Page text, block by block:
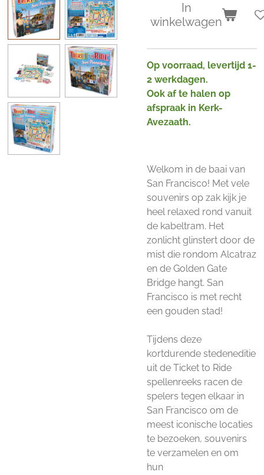
In
winkelwagen
Op voorraad, levertijd 1-
2 werkdagen.
Ook af te halen op
afspraak in Kerk-
Avezaath.
Welkom in de baai van
San Francisco! Met vele
souvenirs op zak kijk je
heel relaxed rond vanuit
de kabeltram. Het
zonlicht glinstert door de
mist die rondom Alcatraz
en de Golden Gate
Bridge hangt. San
Francisco is met recht
een gouden stad!
Tijdens deze
kortdurende stedeneditie
uit de Ticket to Ride
spellenreeks racen de
spelers tegen elkaar in
San Francisco om de
meest iconische locaties
te bezoeken, souvenirs
te verzamelen en om
hun